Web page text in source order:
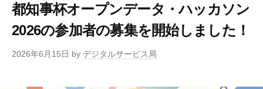
都知事杯オープンデータ・ハッカソン
2026の参加者の募集を開始しました！
2026年6月15日 by デジタルサービス局